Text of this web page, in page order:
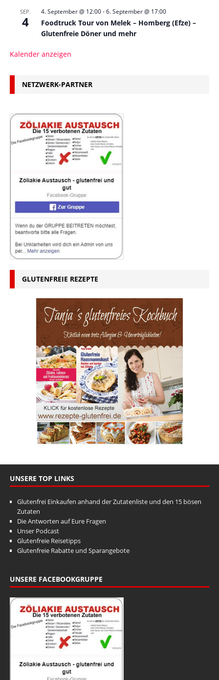
SEP.
4
4. September @ 12:00-6. September @ 17:00
Foodtruck Tour von Melek – Homberg (Efze) –
Glutenfreie Döner und mehr
Kalender anzeigen
NETZWERK-PARTNER
GLUTENFREIE REZEPTE
UNSERE TOP LINKS
Glutenfrei Einkaufen anhand der Zutatenliste und den 15 bösen
Zutaten
Die Antworten auf Eure Fragen
Unser Podcast
Glutenfreie Reisetipps
Glutenfreie Rabatte und Sparangebote
UNSERE FACEBOOKGRUPPE